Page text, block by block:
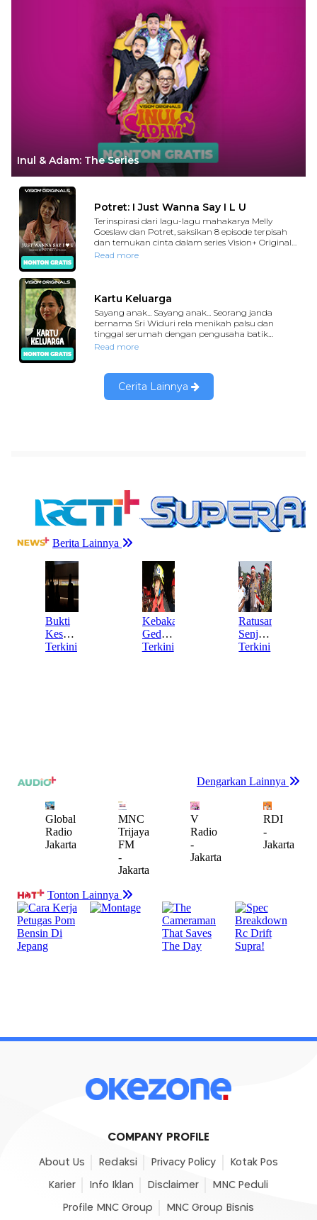
COMPANY PROFILE
About Us Redaksi Privacy Policy Kotak Pos
Karier Info Iklan Disclaimer MNC Peduli
Profile MNC Group MNC Group Bisnis